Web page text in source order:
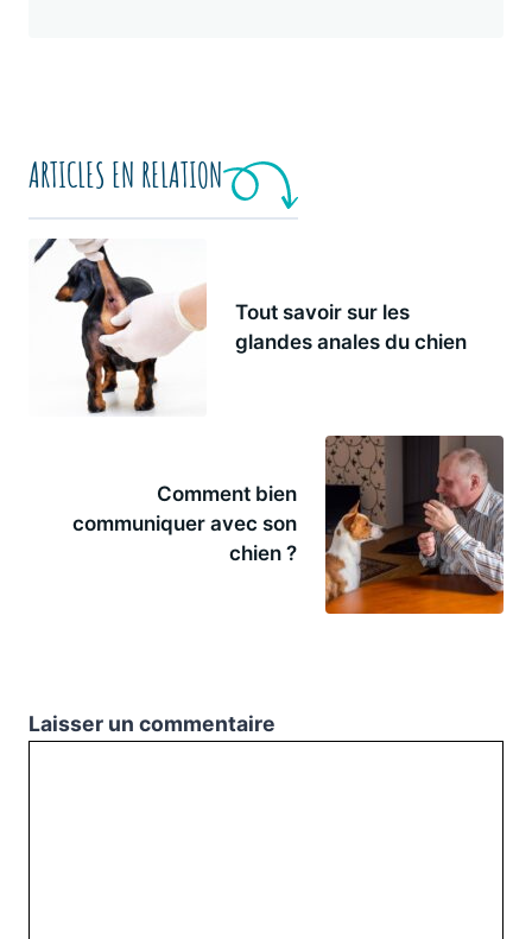
ARTICLES EN RELATION
Tout savoir sur les
glandes anales du chien
Comment bien
communiquer avec son
chien ?
Laisser un commentaire